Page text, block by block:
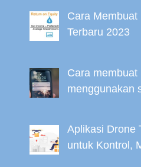
Cara Membuat
Terbaru 2023
Cara membuat
menggunakan
Aplikasi Drone
untuk Kontrol,